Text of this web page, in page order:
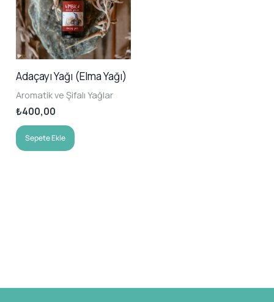
Adaçayı Yağı (Elma Yağı)
Aromatik ve Şifalı Yağlar
₺400,00
Sepete Ekle